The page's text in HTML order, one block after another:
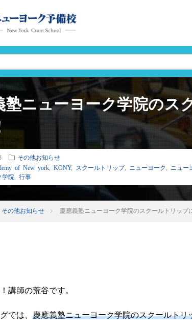
塾ニューヨーク学院のス
その他お知らせ
of New york
KONY, スクールトリップ, ニューヨーク ニュー
学院
行事
その他お知らせ 慶應義塾ニューヨーク学院のスクールトリップ
講師の荒谷です。
では、 慶應義塾ニューヨーク学院のスクールトリ